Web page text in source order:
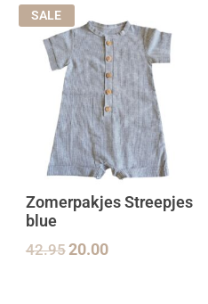
SALE
Zomerpakjes Streepjes
blue
42.9520.00